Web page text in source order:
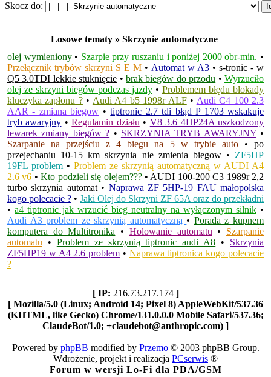
Skocz do:
Losowe tematy » Skrzynie automatyczne
olej wymieniony• Szarpie przy ruszaniu i poniżej 2000 obr-min. •
Przełącznik trybów skrzyni S E M • Automat w A3• s-tronic - w
Q5 3.0TDI lekkie stuknięcie •brak biegów do przodu •Wyrzuciło
olej ze skrzyni biegów podczas jazdy • Problemem błędu blokady
kluczyka zapłonu ?• Audi A4 b5 1998r ALF• Audi C4 100 2.3
AAR - zmiana biegow •tiptronic 2.7 tdi błąd P 1703 wskakuje
tryb awaryjny •Regulamin działu • V8 3.6 4HP24A uszkodzony
lewarek zmiany biegów ? • SKRZYNIA TRYB AWARYJNY•
Szarpanie na przejściu z 4 biegu na 5 w trybie auto•po
przejechaniu 10-15 km skrzynia nie zmienia biegow• ZF5HP
19FL problem • Problem ze skrzynią automatyczną w AUDI A4
2.6 v6 •Kto podzieli się olejem???• AUDI 100-200 C3 1989r 2,2
turbo skrzynia automat• Naprawa ZF 5HP-19 FAU małopolska
kogo polecacie ? • Jaki Olej do Skrzyni ZF 65A oraz do przekładni
• a4 tiptronic jak wrzucić bieg neutralny na wyłączonym silnik •
Audi A3 problem ze skrzynią automatyczną • Porada z kupnem
komputera do Multitronika • Holowanie automatu • Szarpanie
automatu • Problem ze skrzynią tiptronic audi A8 • Skrzynia
ZF5HP19 w A4 2.6 problem • Naprawa tiptronica kogo polecacie
?
[ IP: 216.73.217.174 ]
[ Mozilla/5.0 (Linux; Android 14; Pixel 8) AppleWebKit/537.36
(KHTML, like Gecko) Chrome/131.0.0.0 Mobile Safari/537.36;
ClaudeBot/1.0; +claudebot@anthropic.com) ]
Powered by phpBB modified by Przemo© 2003 phpBB Group.
Wdrożenie, projekt i realizacja PCserwis ®
Forum w wersji Lo-Fi dla PDA/GSM